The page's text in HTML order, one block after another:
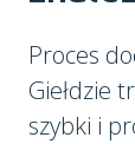
Proces
Giełdzie
szybki i